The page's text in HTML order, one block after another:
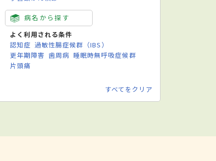
病名から探す
よく利用される条件
認知症 過敏性腸症候群（IBS）
更年期障害 歯周病 睡眠時無呼吸症候群
片頭痛
すべてをクリア